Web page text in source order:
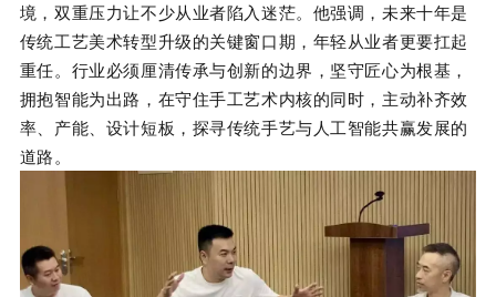
境，双重压力让不少从业者陷入迷茫。他强调，未来十年是
传统工艺美术转型升级的关键窗口期，年轻从业者更要扛起
重任。行业必须厘清传承与创新的边界，坚守匠心为根基，
拥抱智能为出路，在守住手工艺术内核的同时，主动补齐效
率、产能、设计短板，探寻传统手艺与人工智能共赢发展的
道路。